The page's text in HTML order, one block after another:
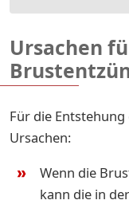
Ursachen
Für die
Ursachen:
Wenn die
kann die in